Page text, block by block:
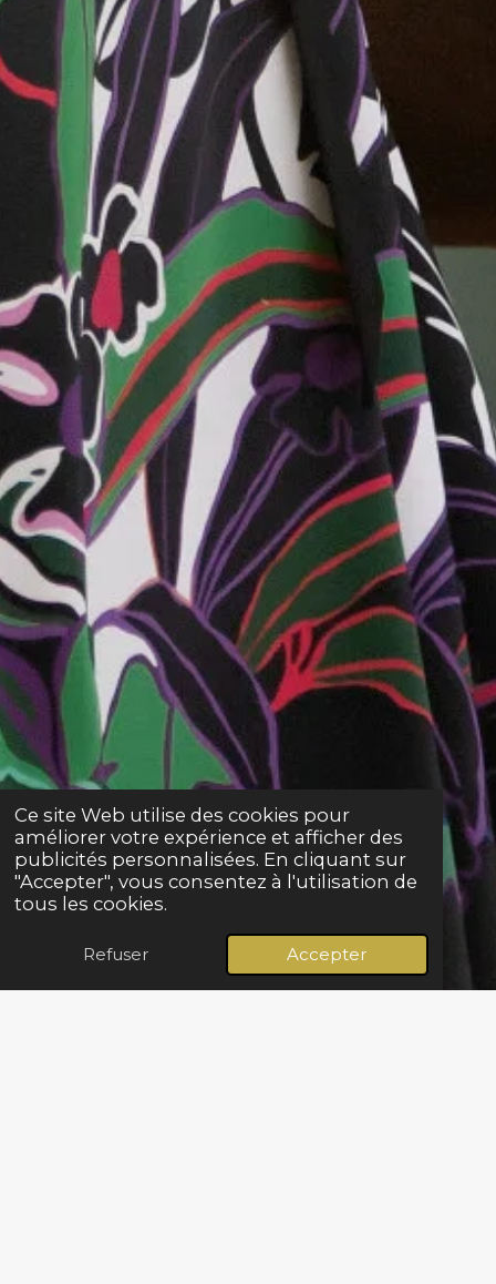
Ce site Web utilise des cookies pour
améliorer votre expérience et afficher des
publicités personnalisées. En cliquant sur
"Accepter", vous consentez à l'utilisation de
tous les cookies.
Refuser Accepter